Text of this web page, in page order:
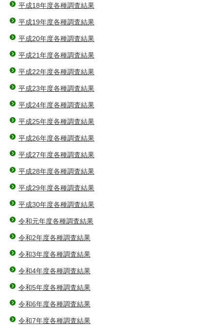
平成18年度各種調査結果
平成19年度各種調査結果
平成20年度各種調査結果
平成21年度各種調査結果
平成22年度各種調査結果
平成23年度各種調査結果
平成24年度各種調査結果
平成25年度各種調査結果
平成26年度各種調査結果
平成27年度各種調査結果
平成28年度各種調査結果
平成29年度各種調査結果
平成30年度各種調査結果
令和元年度各種調査結果
令和2年度各種調査結果
令和3年度各種調査結果
令和4年度各種調査結果
令和5年度各種調査結果
令和6年度各種調査結果
令和7年度各種調査結果